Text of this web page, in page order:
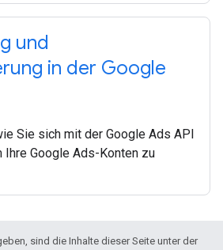
und
in der Google
Sie sich mit der Google Ads API
Ihre Google Ads-Konten zu
sind die Inhalte dieser Seite unter der